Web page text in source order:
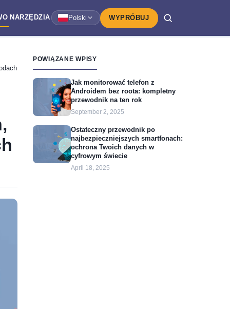
NARZĘDZIA Polski WYPRÓBUJ
POWIĄZANE WPISY
Jak monitorować telefon z
Androidem bez roota: kompletny
przewodnik na ten rok
September 2, 2025
Ostateczny przewodnik po
najbezpieczniejszych smartfonach:
ochrona Twoich danych w
cyfrowym świecie
April 18, 2025